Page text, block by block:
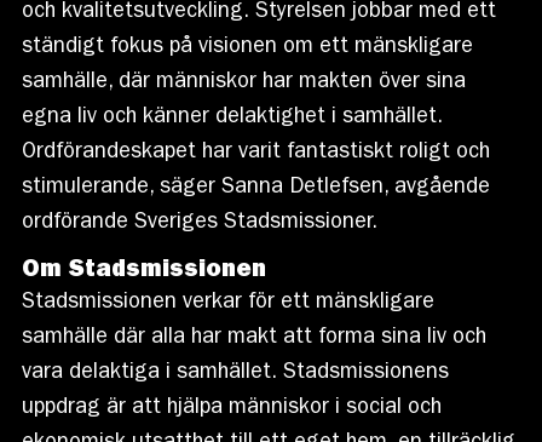
och kvalitetsutveckling. Styrelsen jobbar med ett
ständigt fokus på visionen om ett mänskligare
samhälle, där människor har makten över sina
egna liv och känner delaktighet i samhället.
Ordförandeskapet har varit fantastiskt roligt och
stimulerande, säger Sanna Detlefsen, avgående
ordförande Sveriges Stadsmissioner.
Om Stadsmissionen
Stadsmissionen verkar för ett mänskligare
samhälle där alla har makt att forma sina liv och
vara delaktiga i samhället. Stadsmissionens
uppdrag är att hjälpa människor i social och